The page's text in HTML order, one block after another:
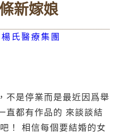
新嫁娘
氏醫療集團
不是停業而是最近因爲舉
直都有作品的 來談談結
！ 相信每個要結婚的女